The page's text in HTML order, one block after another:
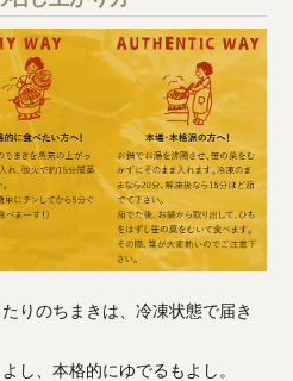
りのちまきは、冷凍状態で届き
し、本格的にゆでるもよし。